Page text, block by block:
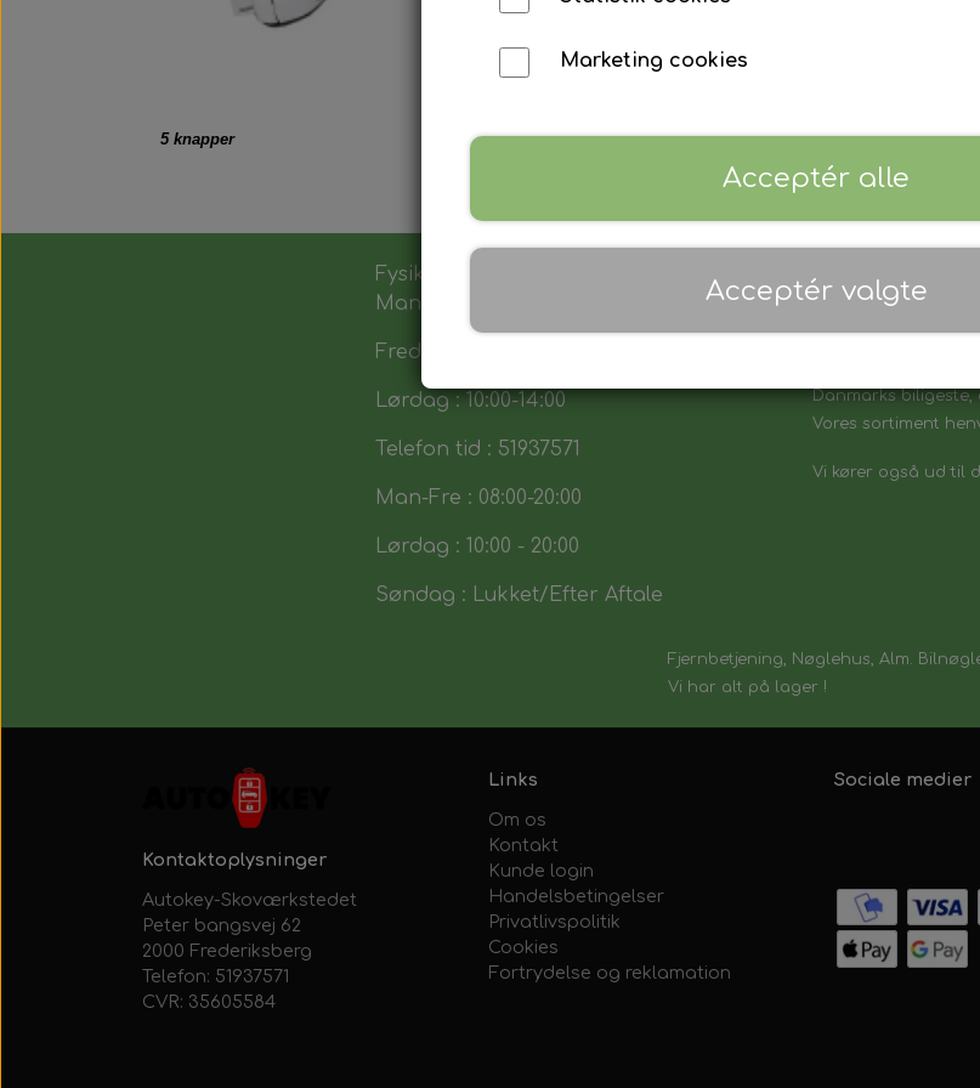
5 knapper
Fysik butik :
Man-Tors : 12:00 - 17:30
Fredag : 14:00 - 17:30
Lørdag : 10:00-14:00
Telefon tid : 51937571
Man-Fre : 08:00-20:00
Lørdag : 10:00 - 20:00
Søndag : Lukket/Efter Aftale
Danmarks biligeste,
Vores sortiment
Vi kører også ud til
Fjernbetjening, Nøglehus, Alm.
Vi har alt på lager !
Kontaktoplysninger
Autokey-Skoværkstedet
Peter bangsvej 62
2000 Frederiksberg
Telefon: 51937571
CVR: 35605584
Links
Om os
Kontakt
Kunde login
Handelsbetingelser
Privatlivspolitik
Cookies
Fortrydelse og reklamation
Sociale medier
Marketing cookies
Acceptér alle
Acceptér valgte